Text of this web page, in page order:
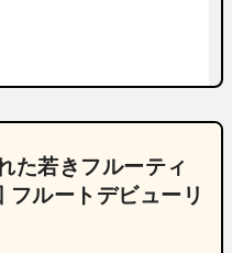
た若きフルーティ
フルートデビューリ